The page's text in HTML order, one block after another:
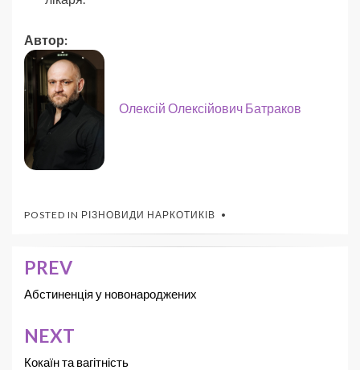
Автор:
Олексій Олексійович Батраков
POSTED IN РІЗНОВИДИ НАРКОТИКІВ
PREV
Абстиненція у новонароджених
NEXT
Кокаїн та вагітність